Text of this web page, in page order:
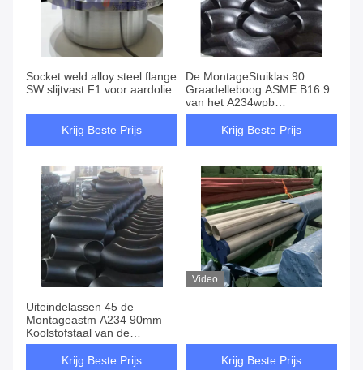
Socket weld alloy steel flange
SW slijtvast F1 voor aardolie
Krijg Beste Prijs
De MontageStuiklas 90
Graadelleboog ASME B16.9
van het A234wpb
Koolstofstaal
Krijg Beste Prijs
Uiteindelassen 45 de
Montageastm A234 90mm
Koolstofstaal van de
Graadelleboog
Krijg Beste Prijs
Video
Krijg Beste Prijs